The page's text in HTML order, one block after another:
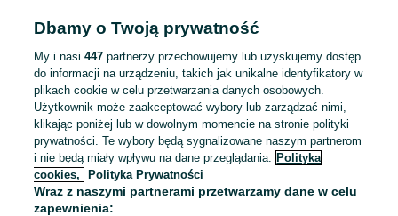
Lubartów
03 sierpnia 2026
Kocioł na zgazowanie drewna
Rakoczy Smart RHV 23kW
20 747,25 zł
Lubartów
03 sierpnia 2026
Dbamy o Twoją prywatność
My i nasi447 partnerzy przechowujemy lub uzyskujemy dostęp
do informacji na urządzeniu, takich jak unikalne identyfikatory w
plikach cookie w celu przetwarzania danych osobowych.
Użytkownik może zaakceptować wybory lub zarządzać nimi,
klikając poniżej lub w dowolnym momencie na stronie polityki
prywatności. Te wybory będą sygnalizowane naszym partnerom
i nie będą miały wpływu na dane przeglądania. Polityka
cookies,
Polityka Prywatności
Wraz z naszymi partnerami przetwarzamy dane w celu
zapewnienia: